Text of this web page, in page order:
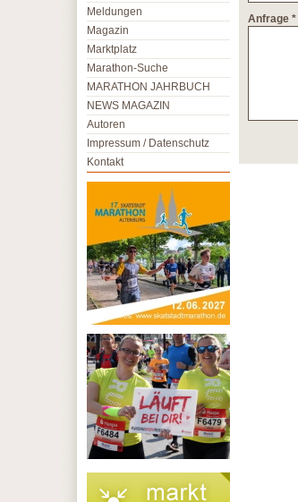
Anfrage *
Meldungen
Magazin
Marktplatz
Marathon-Suche
MARATHON JAHRBUCH
NEWS MAGAZIN
Autoren
Impressum / Datenschutz
Kontakt